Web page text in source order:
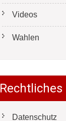
Videos
Wahlen
Rechtliches
Datenschutz